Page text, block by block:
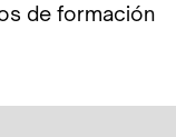
de formación